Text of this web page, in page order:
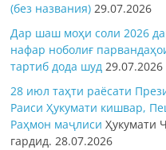
(без названия) 29.07.2026
Дар шаш моҳи соли 2026
нафар ноболиғ
тартиб дода шуд 29.07.2026
28 июл таҳти раёсати
Раиси Ҳукумати кишвар,
Раҳмон маҷлисиҲукумати
гардид.28.07.2026